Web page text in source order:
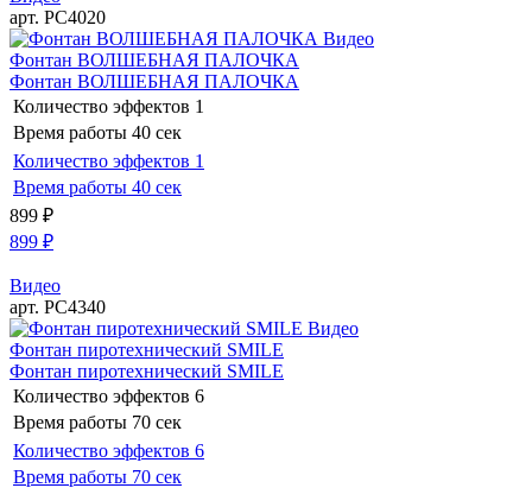
арт. РС4020
Видео
Фонтан ВОЛШЕБНАЯ ПАЛОЧКА
Фонтан ВОЛШЕБНАЯ ПАЛОЧКА
Количество эффектов 1
Время работы 40 сек
Количество эффектов 1
Время работы 40 сек
899 ₽
899 ₽
Видео
арт. РС4340
Видео
Фонтан пиротехнический SMILE
Фонтан пиротехнический SMILE
Количество эффектов 6
Время работы 70 сек
Количество эффектов 6
Время работы 70 сек